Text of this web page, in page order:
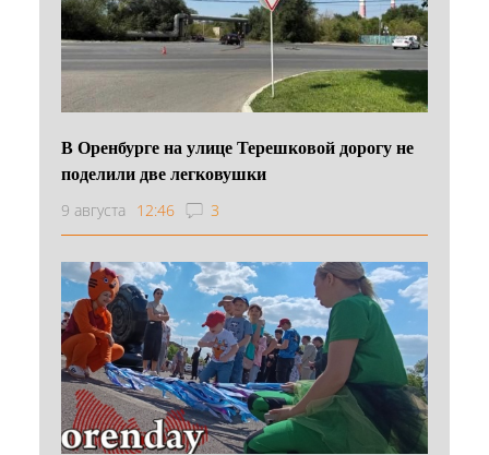
В Оренбурге на улице Терешковой дорогу не
поделили две легковушки
9 августа 12:46 3